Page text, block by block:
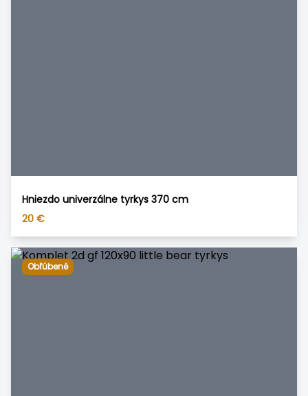
Hniezdo univerzálne tyrkys 370 cm
20 €
Obľúbené